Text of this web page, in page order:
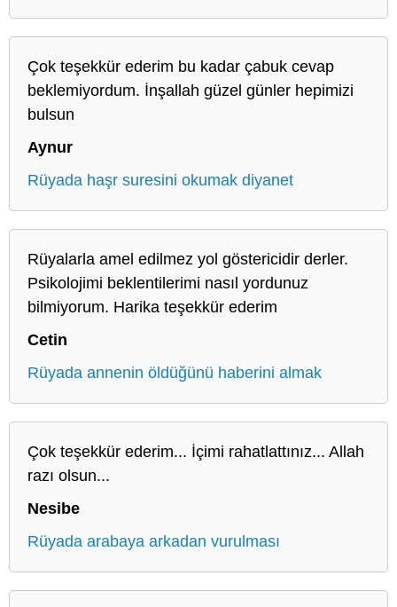
Çok teşekkür ederim bu kadar çabuk cevap
beklemiyordum. İnşallah güzel günler hepimizi
bulsun
Aynur
Rüyada haşr suresini okumak diyanet
Rüyalarla amel edilmez yol göstericidir derler.
Psikolojimi beklentilerimi nasıl yordunuz
bilmiyorum. Harika teşekkür ederim
Cetin
Rüyada annenin öldüğünü haberini almak
Çok teşekkür ederim... İçimi rahatlattınız... Allah
razı olsun...
Nesibe
Rüyada arabaya arkadan vurulması